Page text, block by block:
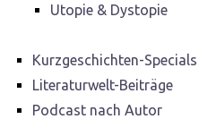
Utopie & Dystopie
Kurzgeschichten-Specials
Literaturwelt-Beiträge
Podcast nach Autor